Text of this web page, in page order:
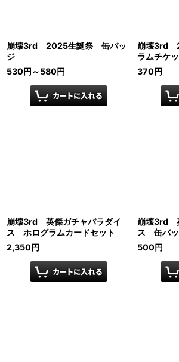
崩壊3rd 2025生誕祭 缶バッ
ジ
530円 ～580円
崩壊3rd
ラムチケ
370円
崩壊3rd 英傑ガチャパラダイ
ス ホログラムカードセット
2,350円
崩壊3rd
ス 缶バ
500円